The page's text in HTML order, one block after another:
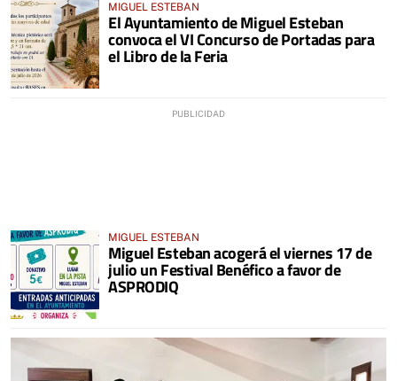
MIGUEL ESTEBAN
El Ayuntamiento de Miguel Esteban
convoca el VI Concurso de Portadas para
el Libro de la Feria
MIGUEL ESTEBAN
Miguel Esteban acogerá el viernes 17 de
julio un Festival Benéfico a favor de
ASPRODIQ